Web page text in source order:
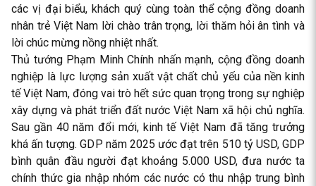
các vị đại biểu, khách quý cùng toàn thể cộng đồng doanh
nhân trẻ Việt Nam lời chào trân trọng, lời thăm hỏi ân tình và
lời chúc mừng nồng nhiệt nhất.
Thủ tướng Phạm Minh Chính nhấn mạnh, cộng đồng doanh
nghiệp là lực lượng sản xuất vật chất chủ yếu của nền kinh
tế Việt Nam, đóng vai trò hết sức quan trọng trong sự nghiệp
xây dựng và phát triển đất nước Việt Nam xã hội chủ nghĩa.
Sau gần 40 năm đổi mới, kinh tế Việt Nam đã tăng trưởng
khá ấn tượng. GDP năm 2025 ước đạt trên 510 tỷ USD, GDP
bình quân đầu người đạt khoảng 5.000 USD, đưa nước ta
chính thức gia nhập nhóm các nước có thu nhập trung bình